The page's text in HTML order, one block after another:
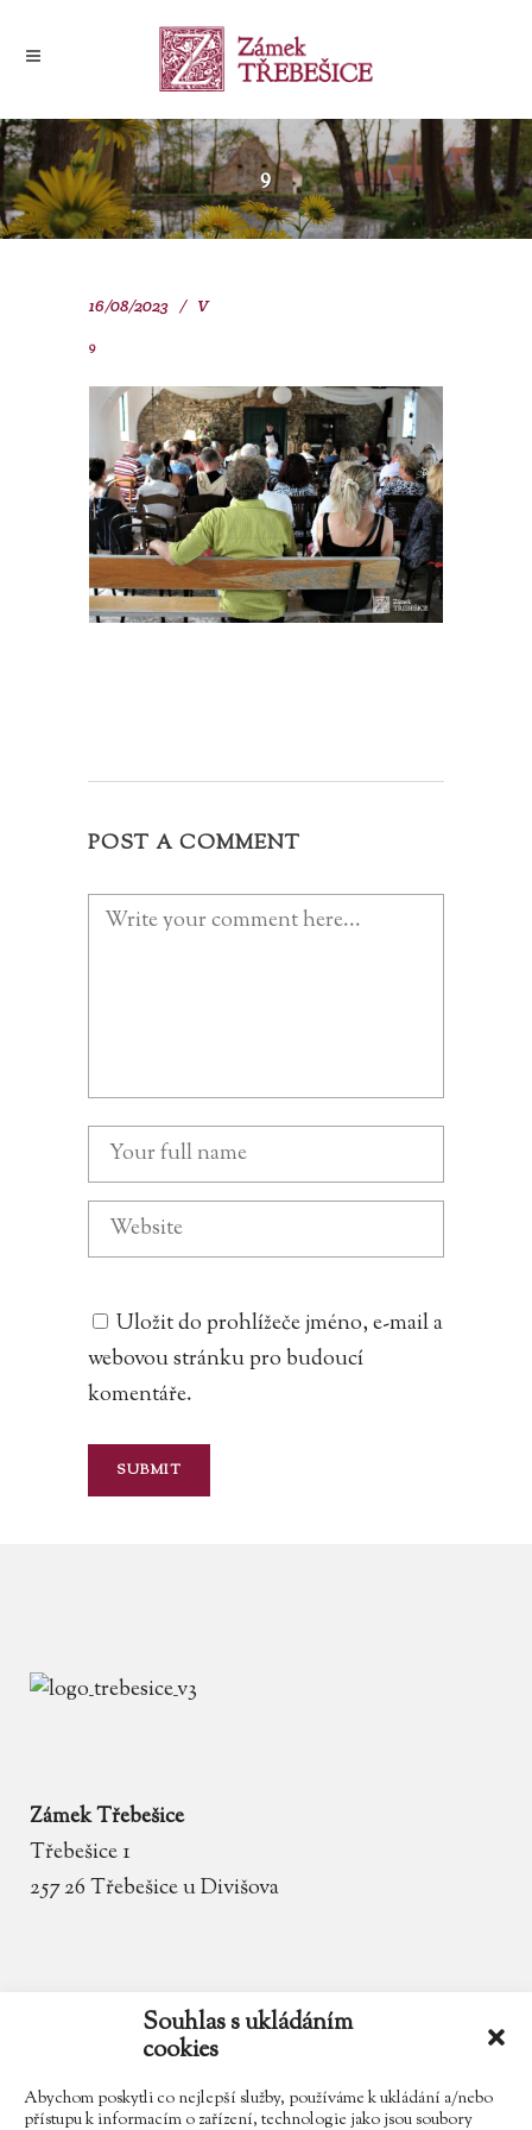
Souhlas s ukládáním
cookies
Abychom poskytli co nejlepší služby, používáme k ukládání a/nebo
přístupu k informacím o zařízení, technologie jako jsou soubory
9
16/08/2023 V
9
POST A COMMENT
Uložit do prohlížeče jméno, e-mail a
webovou stránku pro budoucí
komentáře.
Zámek Třebešice
Třebešice 1
257 26 Třebešice u Divišova
zamek.trebesice@volny.cz
602 354 467